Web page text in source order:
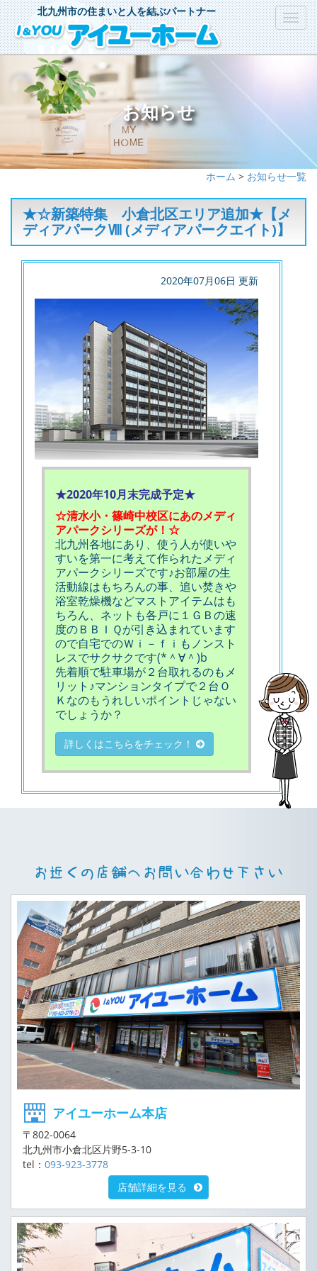
北九州市の住まいと人を結ぶパートナー
お知らせ
ホーム > お知らせ一覧
★☆新築特集 小倉北区エリア追加★【メ
ディアパークⅧ (メディアパークエイト)】
2020年07月06日 更新
★2020年10月末完成予定★
☆清水小・篠崎中校区にあのメディ
アパークシリーズが！☆
北九州各地にあり、使う人が使いや
すいを第一に考えて作られたメディ
アパークシリーズです♪お部屋の生
活動線はもちろんの事、追い焚きや
浴室乾燥機などマストアイテムはも
ちろん、ネットも各戸に１ＧＢの速
度のＢＢＩＱが引き込まれています
ので自宅でのＷｉ－ｆｉもノンスト
レスでサクサクです(*＾∀＾)b
先着順で駐車場が２台取れるのもメ
リット♪マンションタイプで２台Ｏ
Ｋなのもうれしいポイントじゃない
でしょうか？
詳しくはこちらをチェック！
アイユーホーム本店
〒802-0064
北九州市小倉北区片野5-3-10
tel： 093-923-3778
店舗詳細を見る